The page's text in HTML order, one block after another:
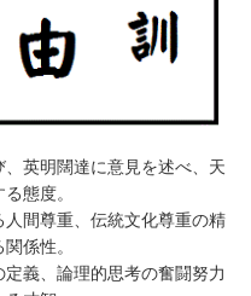
英明闊達に意見を述べ、天
態度。
間尊重、伝統文化尊重の精
係性。
義、論理的思考の奮闘努力